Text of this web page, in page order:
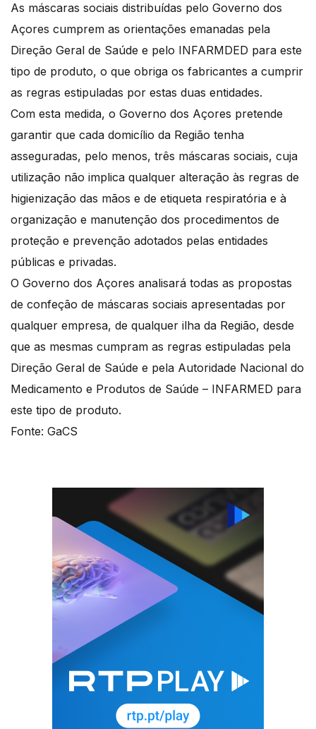
As máscaras sociais distribuídas pelo Governo dos
Açores cumprem as orientações emanadas pela
Direção Geral de Saúde e pelo INFARMDED para este
tipo de produto, o que obriga os fabricantes a cumprir
as regras estipuladas por estas duas entidades.
Com esta medida, o Governo dos Açores pretende
garantir que cada domicílio da Região tenha
asseguradas, pelo menos, três máscaras sociais, cuja
utilização não implica qualquer alteração às regras de
higienização das mãos e de etiqueta respiratória e à
organização e manutenção dos procedimentos de
proteção e prevenção adotados pelas entidades
públicas e privadas.
O Governo dos Açores analisará todas as propostas
de confeção de máscaras sociais apresentadas por
qualquer empresa, de qualquer ilha da Região, desde
que as mesmas cumpram as regras estipuladas pela
Direção Geral de Saúde e pela Autoridade Nacional do
Medicamento e Produtos de Saúde – INFARMED para
este tipo de produto.
Fonte: GaCS